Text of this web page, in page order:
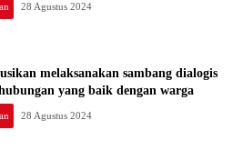
28 Agustus 2024
melaksanakan sambang dialogis
yang baik dengan warga
28 Agustus 2024